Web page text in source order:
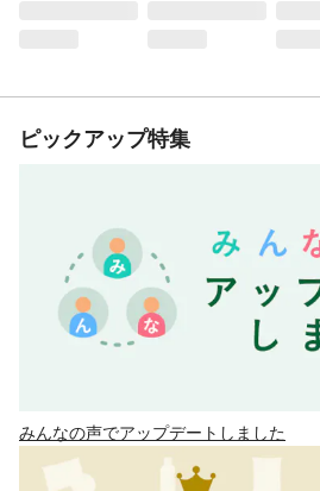
ピックアップ特集
みんなの声でアップデートしました